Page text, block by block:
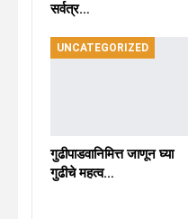
सर्वत्र…
UNCATEGORIZED
गुढीपाडवानिमित्त जाणून घ्या
गुढीचे महत्व…